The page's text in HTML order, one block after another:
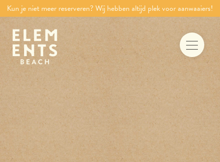
Food & drinks
Iets te vieren
Trouwen aan zee
Kun je niet meer reserveren? Wij hebben altijd plek voor aanwaaiers!